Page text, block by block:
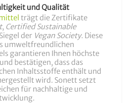
und Qualität
trägt die Zertifikate
, Certified Sustainable
der Vegan Society. Diese
umweltfreundlichen
garantieren Ihnen höchste
bestätigen, dass das
Inhaltsstoffe enthält und
wird. Sonett setzt
für nachhaltige und